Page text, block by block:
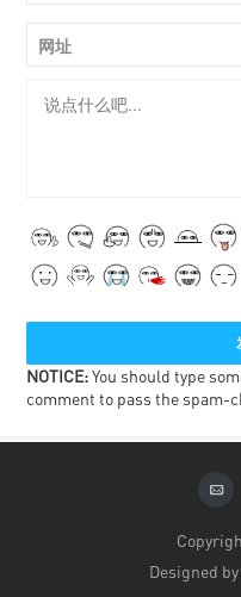
网址
NOTICE:You should type
comment to pass the spam-
Designed by